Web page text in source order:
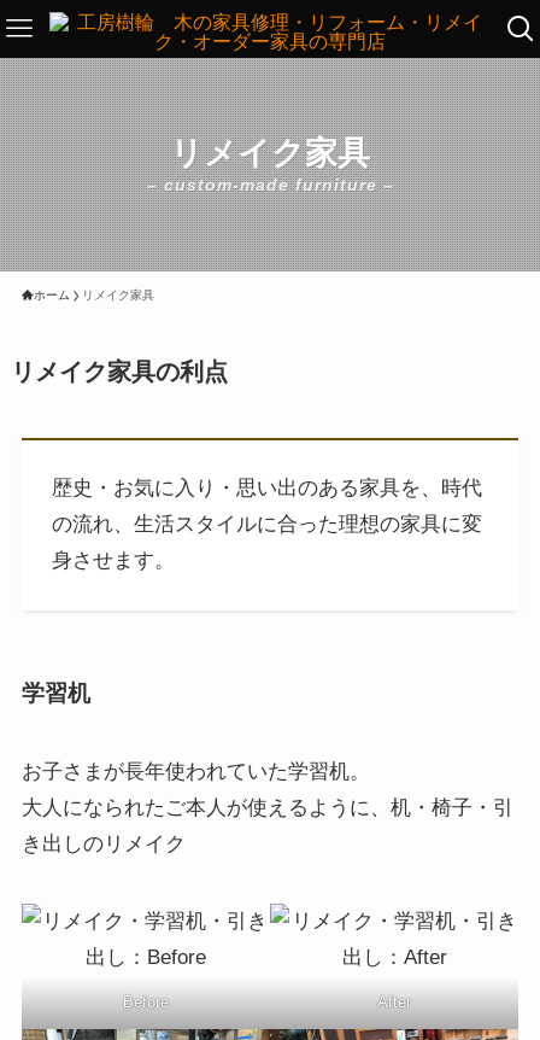
リメイク家具
– custom-made furniture –
ホーム リメイク家具
リメイク家具の利点
歴史・お気に入り・思い出のある家具を、時代
の流れ、生活スタイルに合った理想の家具に変
身させます。
学習机
お子さまが長年使われていた学習机。
大人になられたご本人が使えるように、机・椅子・引
き出しのリメイク
Before After